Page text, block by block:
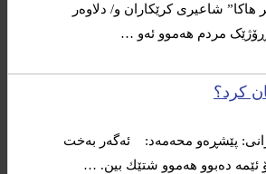
شاعیری کرێکاران و/ دلاوەر
كرد؟
پێشڕەو محەمەد: ئەگەر بەخت
ئێمە دەبوو هەموو شتێك بین. …